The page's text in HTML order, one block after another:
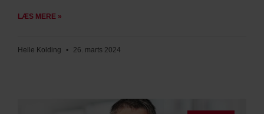
LÆS MERE »
Helle Kolding 26. marts 2024